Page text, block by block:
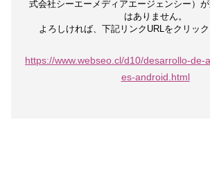
式会社シーエーメディアエージェンシー）
はありません。
よろしければ、下記リンクURLをクリック
https://www.webseo.cl/d10/desarrollo-de-
es-android.html